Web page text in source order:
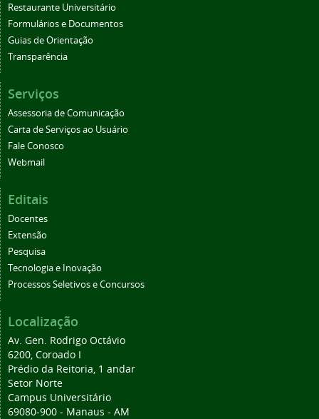
Restaurante Universitário
Formulários e Documentos
Guias de Orientação
Transparência
Serviços
Assessoria de Comunicação
Carta de Serviços ao Usuário
Fale Conosco
Webmail
Editais
Docentes
Extensão
Pesquisa
Tecnologia e Inovação
Processos Seletivos e Concursos
Localização
Av. Gen. Rodrigo Octávio
6200, Coroado I
Prédio da Reitoria, 1 andar
Setor Norte
Campus Universitário
69080-900 - Manaus - AM